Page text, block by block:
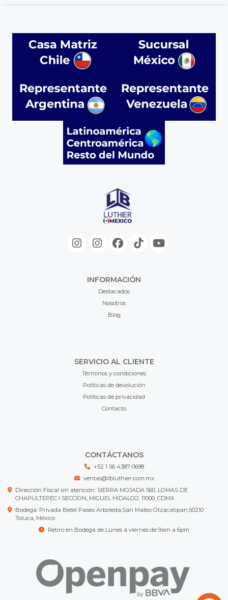
INFORMACIÓN
Destacados
Nosotros
Blog
SERVICIO AL CLIENTE
Términos y condiciones
Políticas de devolución
Políticas de privacidad
Contacto
CONTÁCTANOS
+52 1 56 4387 0698
ventas@lbluthier.com.mx
Dirección Fiscal sin atención: SIERRA MOJADA 560, LOMAS DE
CHAPULTEPEC I SECCION, MIGUEL HIDALGO, 11000, CDMX
Bodega: Privada Betel Paseo Arboleda,San Mateo Otzacatipan,50210
Toluca, México
Retiro en Bodega de Lunes a viernes de 9am a 6pm